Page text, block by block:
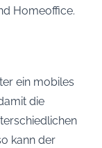
Homeoffice.
ein mobiles
die
kann der